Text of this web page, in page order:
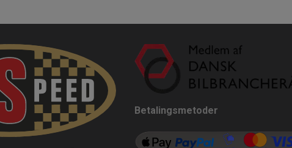
Betalingsmetoder